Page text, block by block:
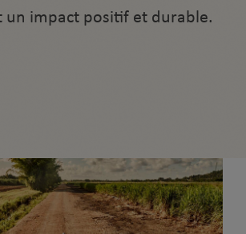
un impact positif et durable.